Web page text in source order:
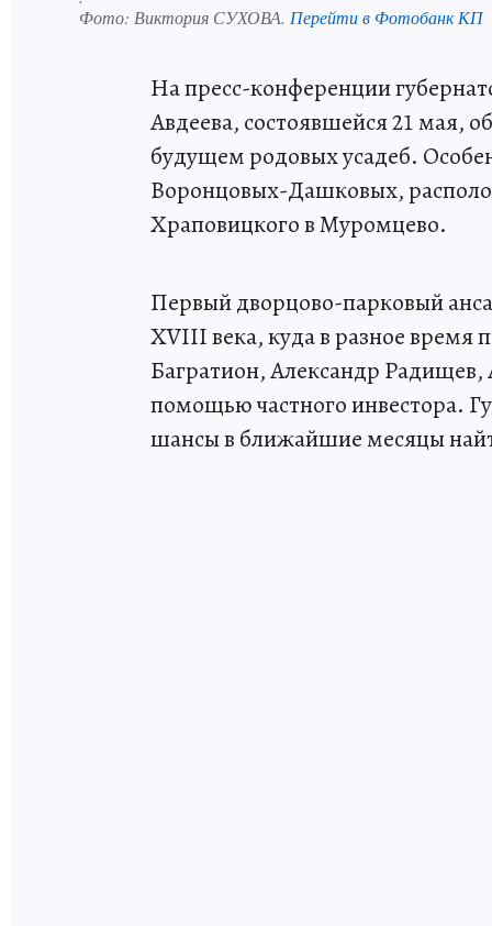
Фото: Виктория СУХОВА. Перейти в Фотобанк КП
На пресс-конференции
Авдеева, состоявшейся 21 мая,
будущем родовых усадеб.
Воронцовых-Дашковых,
Храповицкого в Муромцево.
Первый дворцово-парковый
XVIII века, куда в разное время
Багратион, Александр
помощью частного инвестора.
шансы в ближайшие месяцы